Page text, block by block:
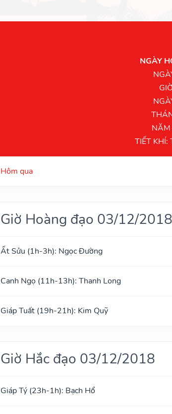
NGÀY
TIẾT KHÍ:
Hôm qua
Giờ Hoàng đạo 03/12/2018
Ất Sửu (1h-3h): Ngọc Đường
Canh Ngọ (11h-13h): Thanh Long
Giáp Tuất (19h-21h): Kim Quỹ
Giờ Hắc đạo 03/12/2018
Giáp Tý (23h-1h): Bạch Hổ